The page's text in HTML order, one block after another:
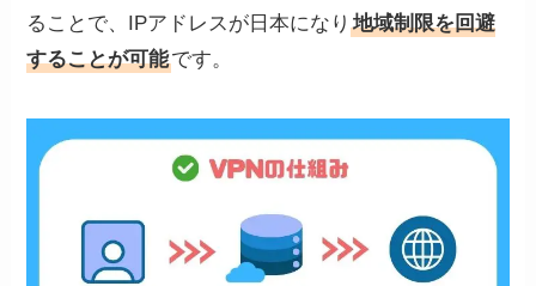
ることで、IPアドレスが日本になり地域制限を回避
することが可能です。